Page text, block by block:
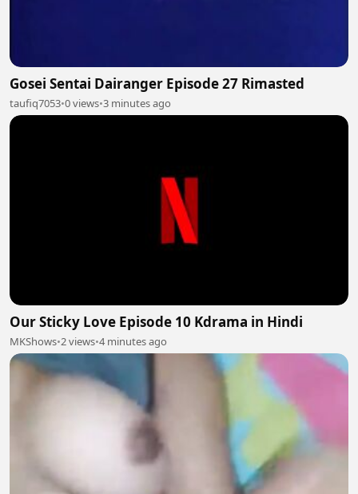
Gosei Sentai Dairanger Episode 27 Rimasted
taufiq7053•0 views•3 minutes ago
Our Sticky Love Episode 10 Kdrama in Hindi
MKShows•2 views•4 minutes ago